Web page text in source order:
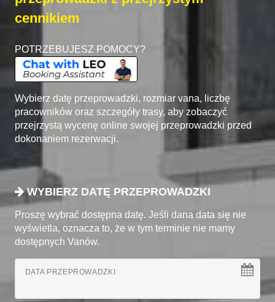
cennikiem
POTRZEBUJESZ POMOCY?
Wybierz datę przeprowadzki, rozmiar vana, liczbę
pracowników oraz szczegóły trasy, aby zobaczyć
przejrzystą wycenę online swojej przeprowadzki przed
dokonaniem rezerwacji.
WYBIERZ DATĘ PRZEPROWADZKI
Proszę wybrać dostępna datę. Jeśli dana data się nie
wyświetla, oznacza to, że w tym terminie nie mamy
dostępnych Vanów.
DATA PRZEPROWADZKI